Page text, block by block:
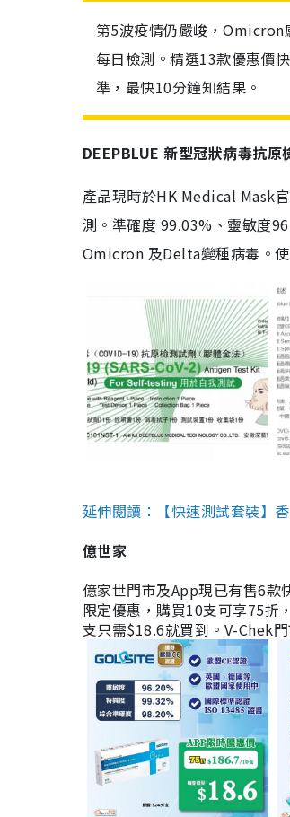
第5波疫情仍嚴峻，Omicron
每日檢測。精選13款優惠價
準，最快10分鐘知結果。
DEEPBLUE 新型冠狀病毒抗原
產品現時於HK Medical Mask
測。準確度 99.03%、靈敏度
Omicron 及Delta變種病毒。
延伸閱讀：【快速測試套裝】
億世家
億家世門市及App現已有售6
限定優惠，購買10支可享75
支只需$18.6就買到。V-Chek